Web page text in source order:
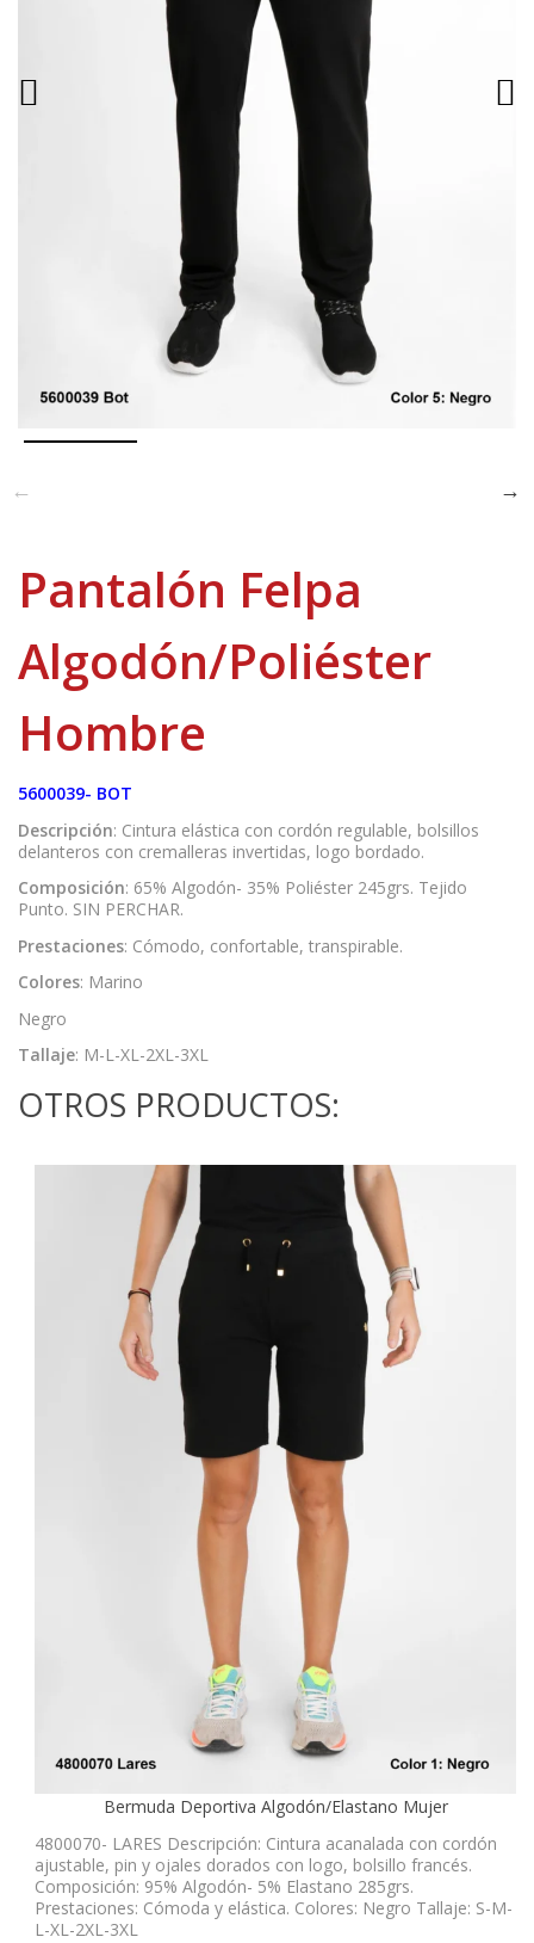
Pantalón Felpa
Algodón/Poliéster
Hombre
5600039- BOT
Descripción: Cintura elástica con cordón regulable, bolsillos
delanteros con cremalleras invertidas, logo bordado.
Composición: 65% Algodón- 35% Poliéster 245grs. Tejido
Punto. SIN PERCHAR.
Prestaciones: Cómodo, confortable, transpirable.
Colores: Marino
Negro
Tallaje: M-L-XL-2XL-3XL
OTROS PRODUCTOS:
Bermuda Deportiva Algodón/Elastano Mujer
4800070- LARES Descripción: Cintura acanalada con cordón
ajustable, pin y ojales dorados con logo, bolsillo francés.
Composición: 95% Algodón- 5% Elastano 285grs.
Prestaciones: Cómoda y elástica. Colores: Negro Tallaje: S-M-
L-XL-2XL-3XL